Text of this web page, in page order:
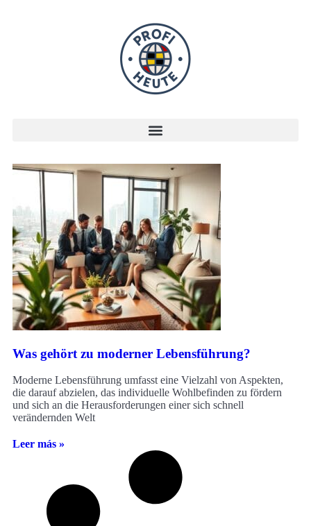
Was gehört zu moderner Lebensführung?
Moderne Lebensführung umfasst eine Vielzahl von Aspekten,
die darauf abzielen, das individuelle Wohlbefinden zu fördern
und sich an die Herausforderungen einer sich schnell
verändernden Welt
Leer más »